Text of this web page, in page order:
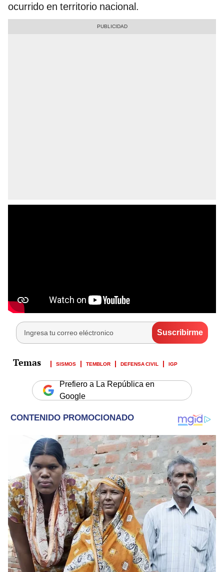
ocurrido en territorio nacional.
SISMOS TEMBLOR DEFENSA CIVIL IGP
Prefiero a La República en
Google